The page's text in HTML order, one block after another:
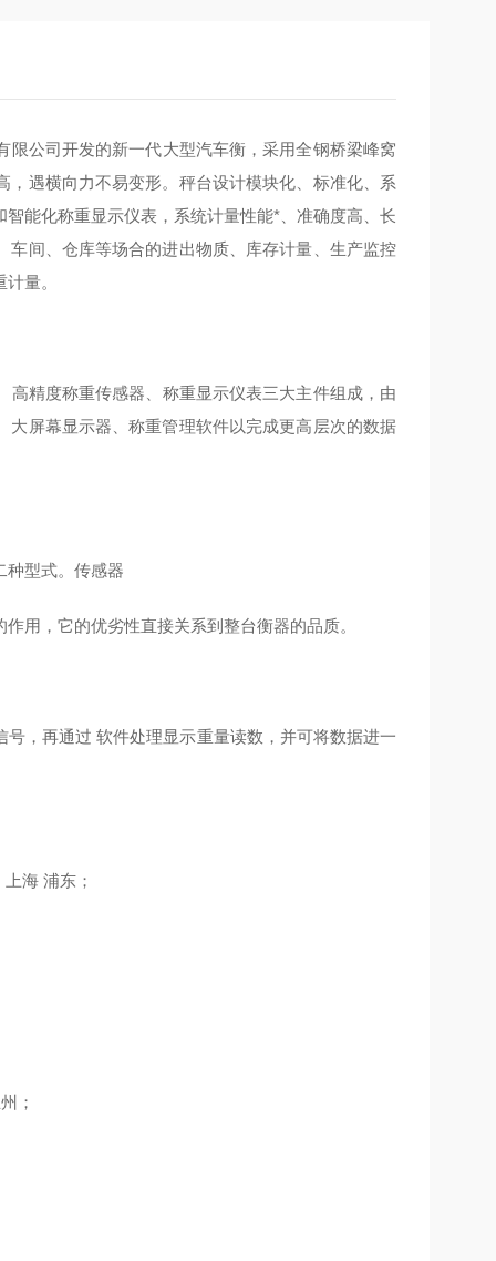
限公司开发的新一代大型汽车衡，采用全钢桥梁峰窝
遇横向力不易变形。秤台设计模块化、标准化、系
能化称重显示仪表，系统计量性能*、准确度高、长
间、仓库等场合的进出物质、库存计量、生产监控
量。
高精度称重传感器、称重显示仪表三大主件组成，由
屏幕显示器、称重管理软件以完成更高层次的数据
种型式。传感器
用，它的优劣性直接关系到整台衡器的品质。
，再通过 软件处理显示重量读数，并可将数据进一
海 浦东；
；